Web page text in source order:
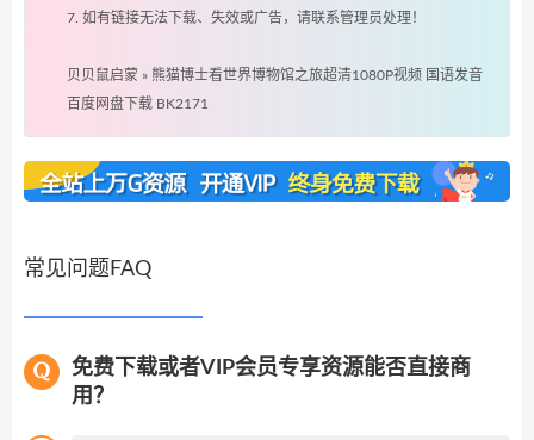
7. 如有链接无法下载、失效或广告，请联系管理员处理！
贝贝鼠启蒙 » 熊猫博士看世界博物馆之旅超清1080P视频 国语发音
百度网盘下载 BK2171
常见问题FAQ
免费下载或者VIP会员专享资源能否直接商
用？